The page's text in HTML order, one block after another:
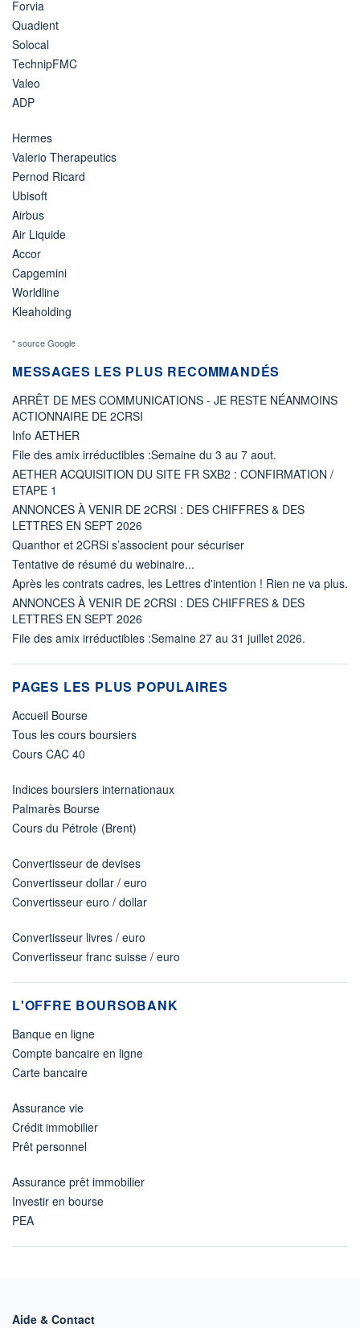
Forvia
Quadient
Solocal
TechnipFMC
Valeo
ADP
Hermes
Valerio Therapeutics
Pernod Ricard
Ubisoft
Airbus
Air Liquide
Accor
Capgemini
Worldline
Kleaholding
* source Google
MESSAGES LES PLUS RECOMMANDÉS
ARRÊT DE MES COMMUNICATIONS - JE RESTE NÉANMOINS
ACTIONNAIRE DE 2CRSI
Info AETHER
File des amix irréductibles :Semaine du 3 au 7 aout.
AETHER ACQUISITION DU SITE FR SXB2 : CONFIRMATION /
ETAPE 1
ANNONCES À VENIR DE 2CRSI : DES CHIFFRES & DES
LETTRES EN SEPT 2026
Quanthor et 2CRSi s’associent pour sécuriser
Tentative de résumé du webinaire...
Après les contrats cadres, les Lettres d'intention ! Rien ne va plus.
ANNONCES À VENIR DE 2CRSI : DES CHIFFRES & DES
LETTRES EN SEPT 2026
File des amix irréductibles :Semaine 27 au 31 juillet 2026.
PAGES LES PLUS POPULAIRES
Accueil Bourse
Tous les cours boursiers
Cours CAC 40
Indices boursiers internationaux
Palmarès Bourse
Cours du Pétrole (Brent)
Convertisseur de devises
Convertisseur dollar / euro
Convertisseur euro / dollar
Convertisseur livres / euro
Convertisseur franc suisse / euro
L'OFFRE BOURSOBANK
Banque en ligne
Compte bancaire en ligne
Carte bancaire
Assurance vie
Crédit immobilier
Prêt personnel
Assurance prêt immobilier
Investir en bourse
PEA
Aide & Contact